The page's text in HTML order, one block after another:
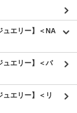
ュエリー】＜NA
ュエリー】＜バ
エリー】＜リ